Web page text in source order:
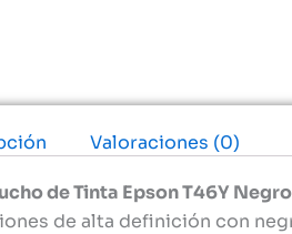
Valoraciones (0)
de Tinta Epson T46Y
de alta definición con